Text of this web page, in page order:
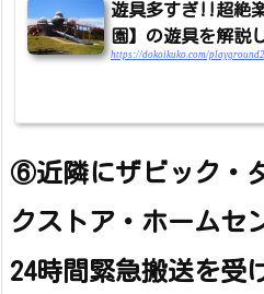
遊具多すぎ!!超絶
園】の遊具を解説
https://dokoikuko.com/
⑥近隣にザビック・
クストア・ホームセ
24時間緊急搬送を受